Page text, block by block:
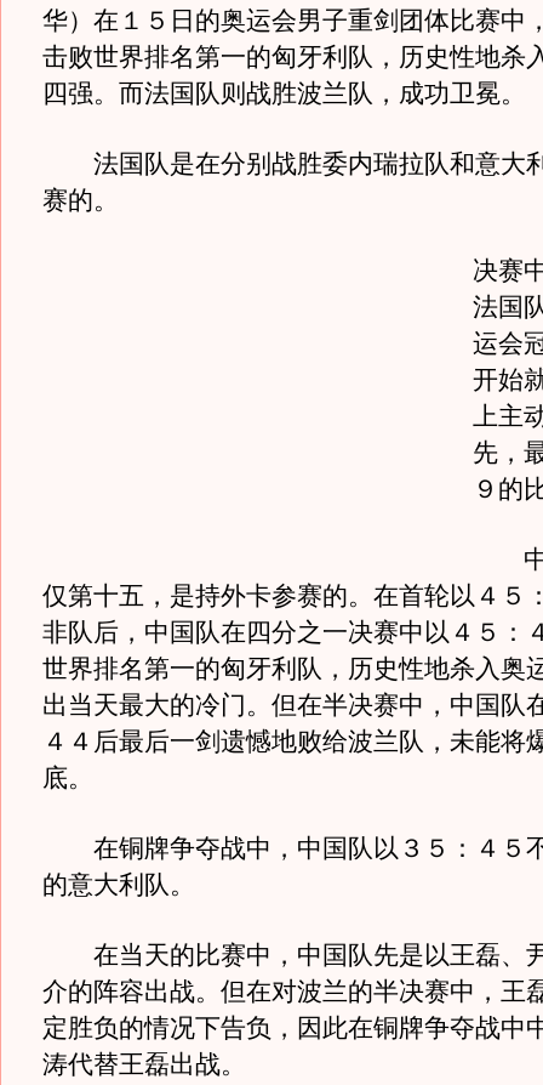
华）在１５日的奥运会男子重剑团体比赛中
击败世界排名第一的匈牙利队，历史性地杀
四强。而法国队则战胜波兰队，成功卫冕。
法国队是在分别战胜委内瑞拉队和意大
赛的。
决赛
法国
运会
开始
上主
先，
９的
中
仅第十五，是持外卡参赛的。在首轮以４５
非队后，中国队在四分之一决赛中以４５：
世界排名第一的匈牙利队，历史性地杀入奥
出当天最大的冷门。但在半决赛中，中国队
４４后最后一剑遗憾地败给波兰队，未能将
底。
在铜牌争夺战中，中国队以３５：４５
的意大利队。
在当天的比赛中，中国队先是以王磊、
介的阵容出战。但在对波兰的半决赛中，王
定胜负的情况下告负，因此在铜牌争夺战中
涛代替王磊出战。